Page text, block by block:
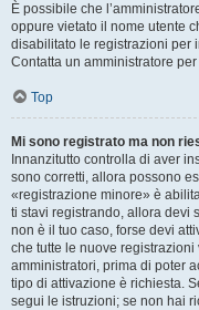
È possibile che
oppure vietato il nome utente
disabilitato le registrazioni per
Contatta un amministratore
Top
Mi sono registrato ma non
Innanzitutto controlla di aver
sono corretti, allora possono
«registrazione minore» è
ti stavi registrando, allora devi
non è il tuo caso, forse devi
che tutte le nuove registrazioni
amministratori, prima di poter
tipo di attivazione è richiesta.
segui le istruzioni; se non hai